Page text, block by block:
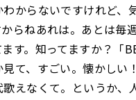
からないですけれど
らねあれは。あとは毎
す。知ってますか？「
て、すごい。懐かしい
えなくて。というか